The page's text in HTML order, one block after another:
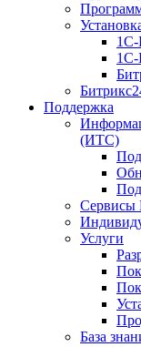
1С-
1С-
Поддержка
(ИТС)
Услуги
База